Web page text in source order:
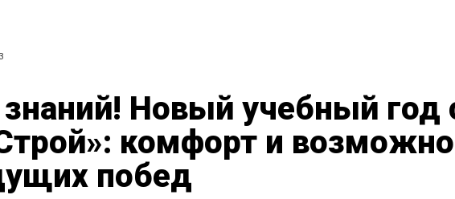
Новый учебный год
комфорт и
побед